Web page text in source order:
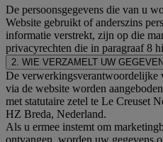
De persoonsgegevens die van u
Website gebruikt of anderszins
informatie verstrekt, zijn op die
privacyrechten die in paragraaf 8
2. WIE VERZAMELT UW
De verwerkingsverantwoordelijke
via de website worden
met statutaire zetel te Le Creuset
HZ Breda, Nederland.
Als u ermee instemt om